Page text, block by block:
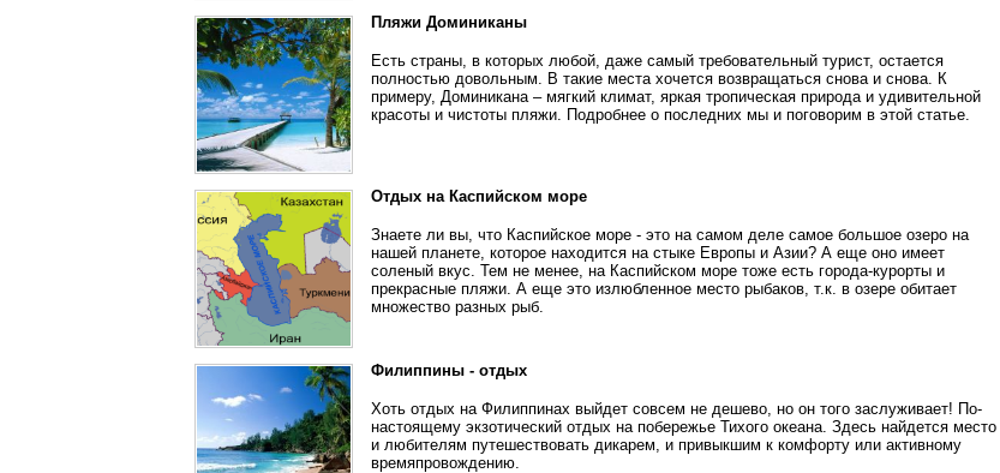
Пляжи Доминиканы
Есть страны, в которых любой, даже самый требовательный турист, остается
полностью довольным. В такие места хочется возвращаться снова и снова. К
примеру, Доминикана – мягкий климат, яркая тропическая природа и удивительной
красоты и чистоты пляжи. Подробнее о последних мы и поговорим в этой статье.
Отдых на Каспийском море
Знаете ли вы, что Каспийское море - это на самом деле самое большое озеро на
нашей планете, которое находится на стыке Европы и Азии? А еще оно имеет
соленый вкус. Тем не менее, на Каспийском море тоже есть города-курорты и
прекрасные пляжи. А еще это излюбленное место рыбаков, т.к. в озере обитает
множество разных рыб.
Филиппины - отдых
Хоть отдых на Филиппинах выйдет совсем не дешево, но он того заслуживает! По-
настоящему экзотический отдых на побережье Тихого океана. Здесь найдется место
и любителям путешествовать дикарем, и привыкшим к комфорту или активному
времяпровождению.